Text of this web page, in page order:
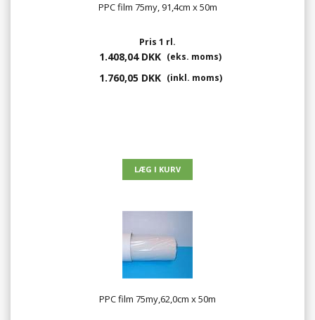
PPC film 75my, 91,4cm x 50m
Pris 1 rl.
1.408,04 DKK (eks. moms)
1.760,05 DKK (inkl. moms)
PPC film 75my,62,0cm x 50m